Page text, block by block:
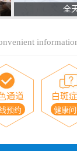
全
通道
预约
白斑
健康